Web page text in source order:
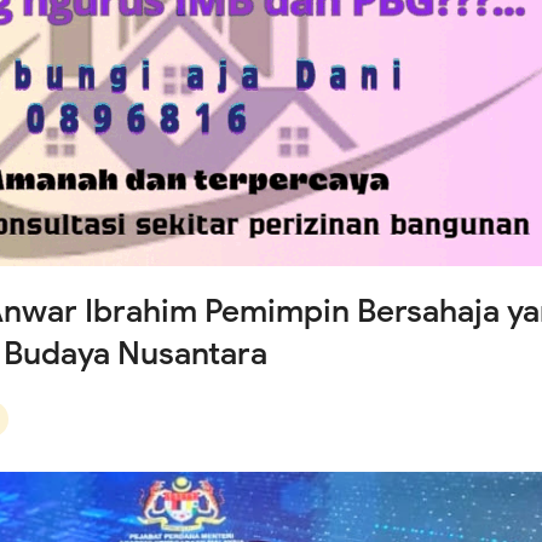
untuk Masyarakat
Cup 2026, Liga Sepak Bola Semanan Jadi Ajang Lahirnya
Patroli Malam, Ciptakan Rasa Aman dan Cegah
Keamanan Lingkungan, Babinsa Aktif Dampingi
Ibrahim Pemimpin Bersahaja
Nusantara